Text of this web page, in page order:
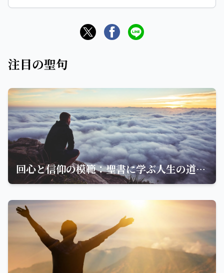
注目の聖句
回心と信仰の模範：聖書に学ぶ人生の道しるべ